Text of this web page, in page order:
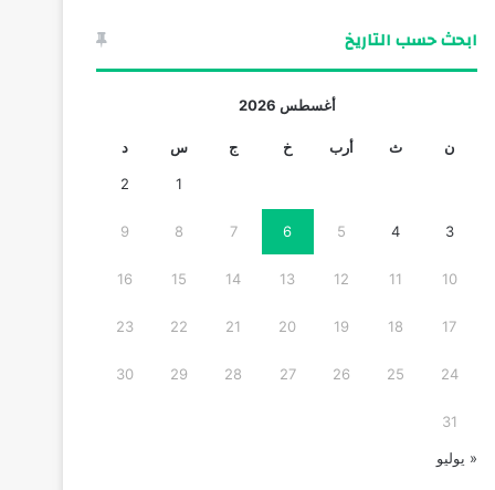
ابحث حسب التاريخ
أغسطس 2026
ن ث أرب خ ج س د
1
2
3
4
5
6
7
8
9
10
11
12
13
14
15
16
17
18
19
20
21
22
23
24
25
26
27
28
29
30
31
« يوليو